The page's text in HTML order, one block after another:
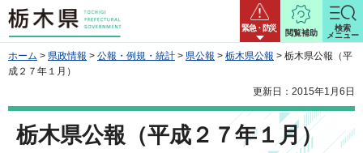
栃木県 緊急・防災
閲覧補助
検索
メニュー
ホーム > 県政情報 > 公報・例規・統計 > 県公報 > 栃木県公報 > 栃木県公報（平
成２７年１月）
更新日：2015年1月6日
栃木県公報（平成２７年１月）